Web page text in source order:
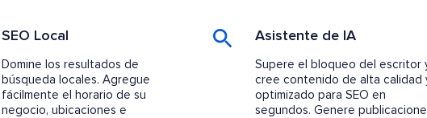
SEO Local
Domine los resultados de
búsqueda locales. Agregue
fácilmente el horario de su
negocio, ubicaciones e
Asistente de IA
Supere el bloqueo del escritor
cree contenido de alta calidad
optimizado para SEO en
segundos. Genere